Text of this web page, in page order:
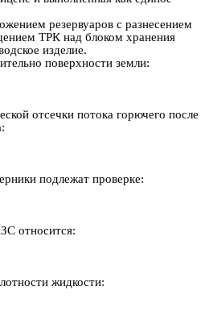
резервуаров с разнесением
ТРК над блоком хранения
изделие.
поверхности земли:
отсечки потока горючего после
подлежат проверке:
относится:
жидкости: